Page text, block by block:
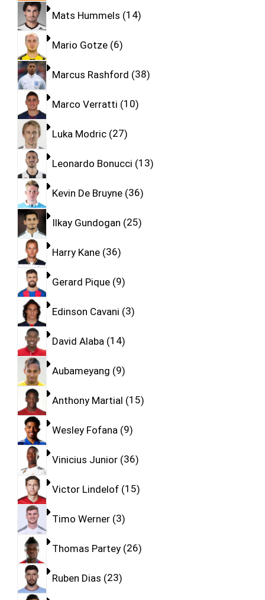
Mats Hummels 14
Mario Gotze 6
Marcus Rashford 38
Marco Verratti 10
Luka Modric 27
Leonardo Bonucci 13
Kevin De Bruyne 36
Ilkay Gundogan 25
Harry Kane 36
Gerard Pique 9
Edinson Cavani 3
David Alaba 14
Aubameyang 9
Anthony Martial 15
Wesley Fofana 9
Vinicius Junior 36
Victor Lindelof 15
Timo Werner 3
Thomas Partey 26
Ruben Dias 23